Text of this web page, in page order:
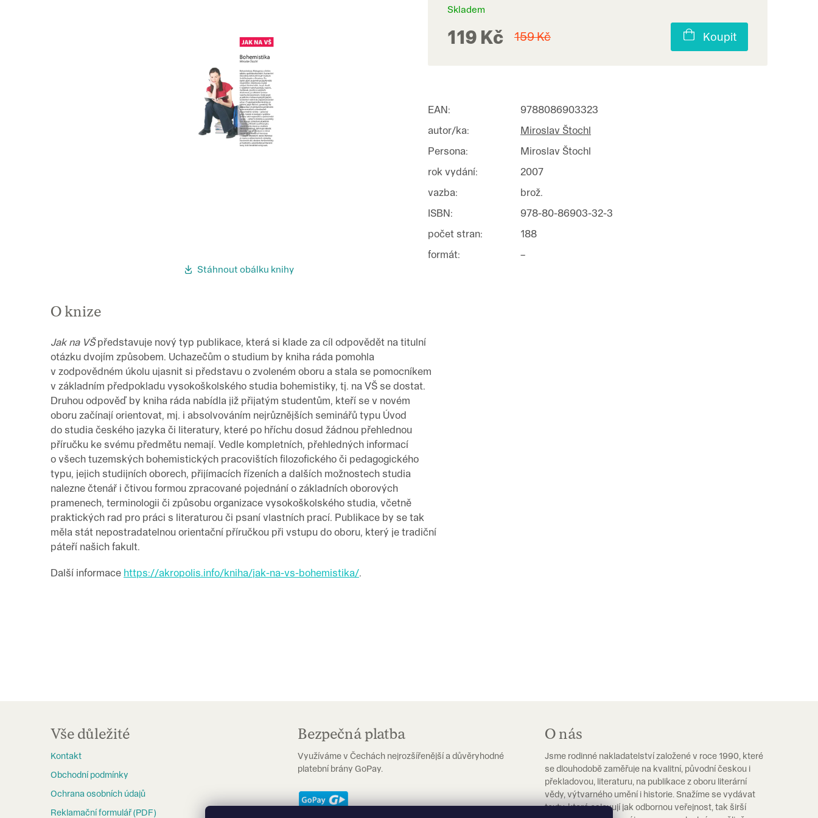
Stáhnout obálku knihy
Skladem
159 Kč
119 Kč Koupit
EAN:
9788086903323
autor/ka:
Miroslav Štochl
Persona:
Miroslav Štochl
rok vydání:
2007
vazba:
brož.
ISBN:
978-80-86903-32-3
počet stran:
188
formát: –
O knize
Jak na VŠpředstavuje nový typ publikace, která si klade za cíl odpovědět na titulní
otázku dvojím způsobem. Uchazečům o studium by kniha ráda pomohla
v zodpovědném úkolu ujasnit si představu o zvoleném oboru a stala se pomocníkem
v základním předpokladu vysokoškolského studia bohemistiky, tj. na VŠ se dostat.
Druhou odpověď by kniha ráda nabídla již přijatým studentům, kteří se v novém
oboru začínají orientovat, mj. i absolvováním nejrůznějších seminářů typu Úvod
do studia českého jazyka či literatury, které po hříchu dosud žádnou přehlednou
příručku ke svému předmětu nemají. Vedle kompletních, přehledných informací
o všech tuzemských bohemistických pracovištích filozofického či pedagogického
typu, jejich studijních oborech, přijímacích řízeních a dalších možnostech studia
nalezne čtenář i čtivou formou zpracované pojednání o základních oborových
pramenech, terminologii či způsobu organizace vysokoškolského studia, včetně
praktických rad pro práci s literaturou či psaní vlastních prací. Publikace by se tak
měla stát nepostradatelnou orientační příručkou při vstupu do oboru, který je tradiční
páteří našich fakult.
Další informace https://akropolis.info/kniha/jak-na-vs-bohemistika/.
Vše důležité
Kontakt
Obchodní podmínky
Ochrana osobních údajů
Reklamační formulář (PDF)
Bezpečná platba
Využíváme v Čechách nejrozšířenější a důvěryhodné
platební brány GoPay.
O nás
Jsme rodinné nakladatelství založené v roce 1990, které
se dlouhodobě zaměřuje na kvalitní, původní českou i
překladovou, literaturu, na publikace z oboru literární
vědy, výtvarného umění i historie. Snažíme se vydávat
texty, které oslovují jak odbornou veřejnost, tak širší